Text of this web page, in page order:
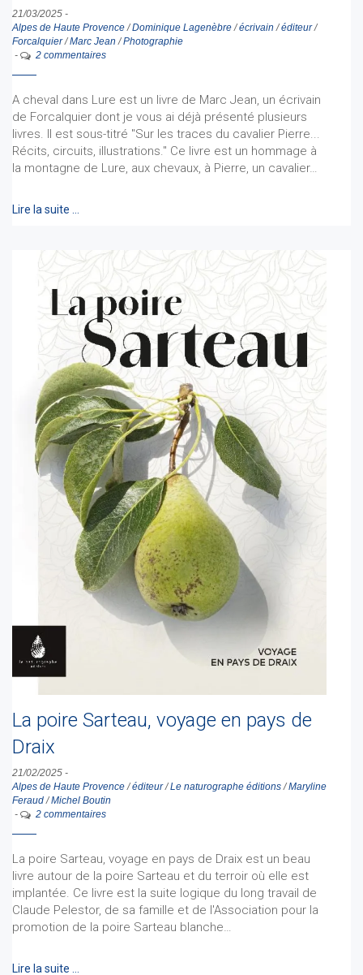
21/03/2025 -
Alpes de Haute Provence/Dominique Lagenèbre/écrivain /éditeur/
Forcalquier/Marc Jean /Photographie
-
2 commentaires
A cheval dans Lure est un livre de Marc Jean, un écrivain
de Forcalquier dont je vous ai déjà présenté plusieurs
livres. Il est sous-titré "Sur les traces du cavalier Pierre...
Récits, circuits, illustrations." Ce livre est un hommage à
la montagne de Lure, aux chevaux, à Pierre, un cavalier…
Lire la suite …
La poire Sarteau, voyage en pays de
Draix
21/02/2025 -
Alpes de Haute Provence/éditeur/Le naturographe éditions/Maryline
Feraud/Michel Boutin
-
2 commentaires
La poire Sarteau, voyage en pays de Draix est un beau
livre autour de la poire Sarteau et du terroir où elle est
implantée. Ce livre est la suite logique du long travail de
Claude Pelestor, de sa famille et de l'Association pour la
promotion de la poire Sarteau blanche…
Lire la suite …